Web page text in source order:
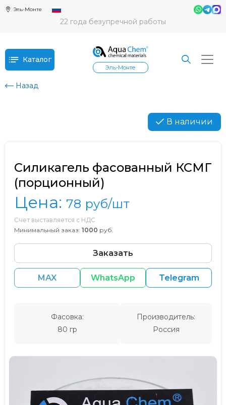
Эль-Монте
22 года безупречной работы
Каталог
Эль-Монте
Назад
В наличии
Силикагель фасованный КСМГ
(порционный)
Цена: 78 руб/шт
Счет выставляется с НДС
Минимальный заказ: 1000 руб.
Заказать
MAX WhatsApp Telegram
Фасовка:
80 гр
Производитель:
Россия